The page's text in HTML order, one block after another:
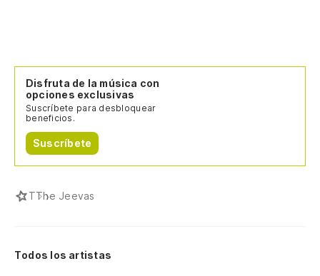
Disfruta de la música con
opciones exclusivas
Suscríbete para desbloquear
beneficios.
Suscríbete
TThe Jeevas
Todos los artistas